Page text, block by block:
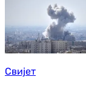
Свијет